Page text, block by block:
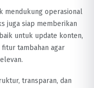
mendukung operasional
juga siap memberikan
untuk update konten,
fitur tambahan agar
transparan, dan